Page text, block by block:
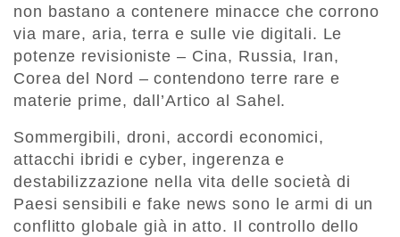
non bastano a contenere minacce che corrono
via mare, aria, terra e sulle vie digitali. Le
potenze revisioniste – Cina, Russia, Iran,
Corea del Nord – contendono terre rare e
materie prime, dall’Artico al Sahel.
Sommergibili, droni, accordi economici,
attacchi ibridi e cyber, ingerenza e
destabilizzazione nella vita delle società di
Paesi sensibili e fake news sono le armi di un
conflitto globale già in atto. Il controllo dello